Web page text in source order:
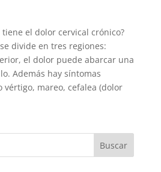
el dolor cervical crónico?
divide en tres regiones:
el dolor puede abarcar una
Además hay síntomas
vértigo, mareo, cefalea (dolor